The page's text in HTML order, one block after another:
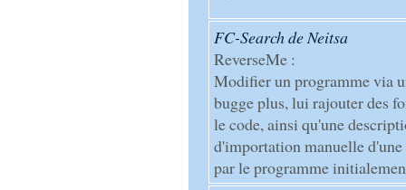
FC-Search de Neitsa
ReverseMe :
Modifier un programme via
bugge plus, lui rajouter
le code, ainsi qu'une
d'importation manuelle
par le programme